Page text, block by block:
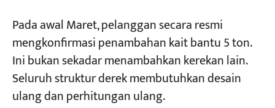
Pada awal Maret, pelanggan secara resmi
mengkonfirmasi penambahan kait bantu 5 ton.
Ini bukan sekadar menambahkan kerekan lain.
Seluruh struktur derek membutuhkan desain
ulang dan perhitungan ulang.